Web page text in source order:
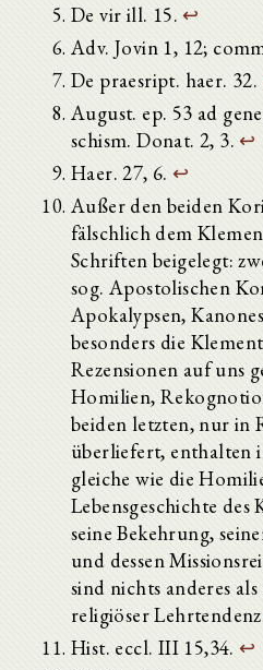
De vir ill. 15. ↩
Adv. Jovin 1, 12;
De praesript. haer. 32.
August. ep. 53 ad
schism. Donat. 2, 3. ↩
Haer. 27, 6. ↩
Außer den beiden
fälschlich dem
Schriften beigelegt:
sog. Apostolischen
Apokalypsen,
besonders die
Rezensionen auf uns
Homilien,
beiden letzten, nur in
überliefert, enthalten
gleiche wie die
Lebensgeschichte des
seine Bekehrung,
und dessen
sind nichts anderes
religiöser
Hist. eccl. III 15,34. ↩